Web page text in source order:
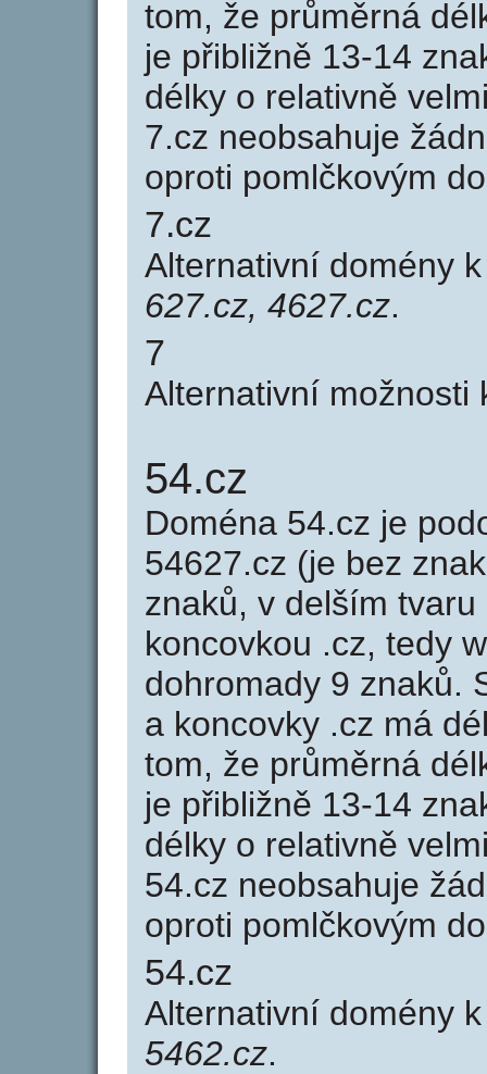
tom, že průměrná
je přibližně 13-14
délky o relativně
7.cz neobsahuje
oproti pomlčkovým
7.cz
Alternativní domény
627.cz, 4627.cz.
7
Alternativní možnosti
54.cz
Doména 54.cz je
54627.cz (je bez
znaků, v delším
koncovkou .cz, tedy
dohromady 9 znaků.
a koncovky .cz má
tom, že průměrná
je přibližně 13-14
délky o relativně
54.cz neobsahuje
oproti pomlčkovým
54.cz
Alternativní domény
5462.cz.